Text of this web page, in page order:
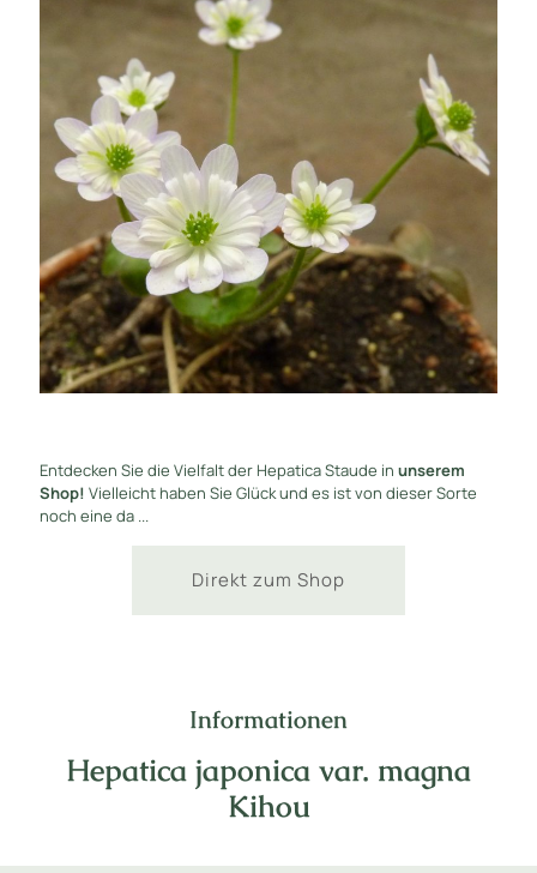
Entdecken Sie die Vielfalt der Hepatica Staude in unserem
Shop! Vielleicht haben Sie Glück und es ist von dieser Sorte
noch eine da ...
Direkt zum Shop
Informationen
Hepatica japonica var. magna
Kihou